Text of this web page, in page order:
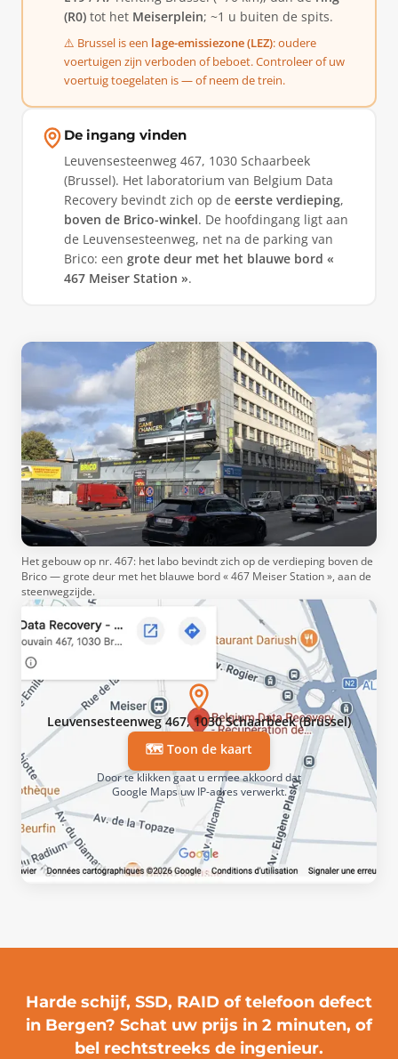
(R0)tot het Meiserplein; ~1 u buiten de spits.
⚠️ Brussel is een lage-emissiezone (LEZ): oudere
voertuigen zijn verboden of beboet. Controleer of uw
voertuig toegelaten is — of neem de trein.
De ingang vinden
Leuvensesteenweg 467, 1030 Schaarbeek
(Brussel). Het laboratorium van Belgium Data
Recovery bevindt zich op de eerste verdieping,
boven de Brico-winkel. De hoofdingang ligt aan
de Leuvensesteenweg, net na de parking van
Brico: een grote deur met het blauwe bord «
467 Meiser Station ».
Het gebouw op nr. 467: het labo bevindt zich op de verdieping boven de
Brico — grote deur met het blauwe bord « 467 Meiser Station », aan de
steenwegzijde.
Leuvensesteenweg 467, 1030 Schaarbeek (Brussel)
🗺️ Toon de kaart
Door te klikken gaat u ermee akkoord dat
Google Maps uw IP-adres verwerkt.
Harde schijf, SSD, RAID of telefoon defect
in Bergen? Schat uw prijs in 2 minuten, of
bel rechtstreeks de ingenieur.